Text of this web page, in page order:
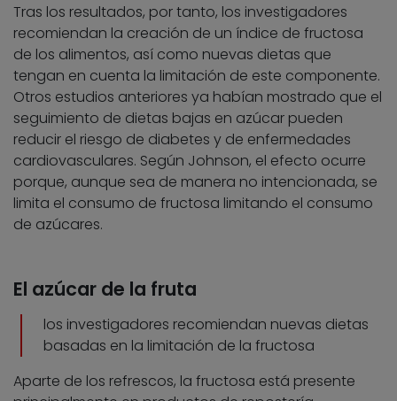
Tras los resultados, por tanto, los investigadores
recomiendan la creación de un índice de fructosa
de los alimentos, así como nuevas dietas que
tengan en cuenta la limitación de este componente.
Otros estudios anteriores ya habían mostrado que el
seguimiento de dietas bajas en azúcar pueden
reducir el riesgo de diabetes y de enfermedades
cardiovasculares. Según Johnson, el efecto ocurre
porque, aunque sea de manera no intencionada, se
limita el consumo de fructosa limitando el consumo
de azúcares.
El azúcar de la fruta
los investigadores recomiendan nuevas dietas
basadas en la limitación de la fructosa
Aparte de los refrescos, la fructosa está presente